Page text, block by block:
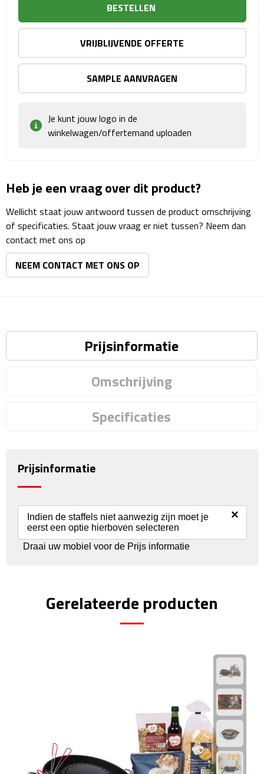
Sporttassen
Schoenentassen
Strandtassen
Lunchtassen
Heuptassen
Matrozentassen
Reizen
Reisstekkers
Reissetjes
Auto Accessoires
IJskrabbers
BESTELLEN
VRIJBLIJVENDE OFFERTE
SAMPLE AANVRAGEN
Je kunt jouw logo in de
winkelwagen/offertemand uploaden
Heb je een vraag over dit product?
Wellicht staat jouw antwoord tussen de product omschrijving
of specificaties. Staat jouw vraag er niet tussen? Neem dan
contact met ons op
NEEM CONTACT MET ONS OP
Prijsinformatie
Omschrijving
Specificaties
Prijsinformatie
Indien de staffels niet aanwezig zijn moet je
eerst een optie hierboven selecteren
×
Draai uw mobiel voor de Prijs informatie
Gerelateerde producten